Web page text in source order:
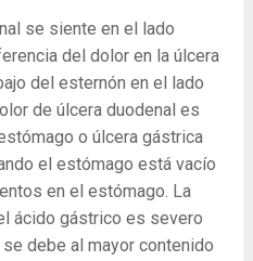
se siente en el lado
del dolor en la úlcera
del esternón en el lado
de úlcera duodenal es
o úlcera gástrica
el estómago está vacío
en el estómago. La
ácido gástrico es severo
debe al mayor contenido